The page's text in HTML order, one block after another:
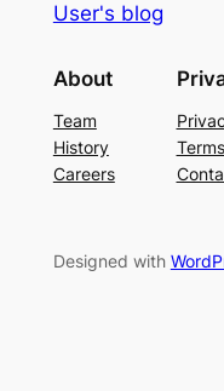
User's blog
About
Team
History
Careers
Designed with